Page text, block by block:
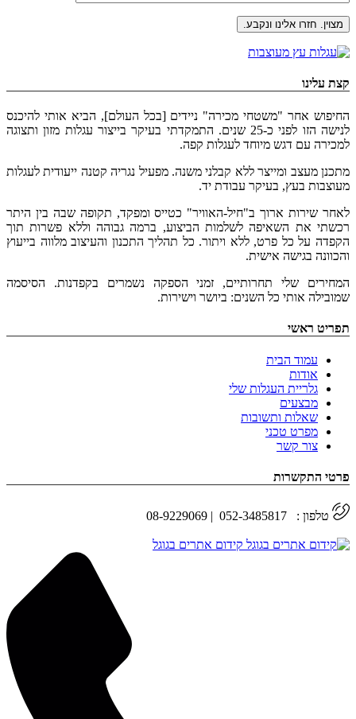
קצת עלינו
החיפוש אחר "משטחי מכירה" ניידים [בכל העולם], הביא אותי להיכנס
לנישה הזו לפני כ-25 שנים. התמקדתי בעיקר בייצור עגלות מזון ותצוגה
למכירה עם דגש מיוחד לעגלות קפה.
מתכנן מעצב ומייצר ללא קבלני משנה. מפעיל נגריה קטנה ייעודית לעגלות
מעוצבות בעץ, בעיקר עבודת יד.
לאחר שירות ארוך ב"חיל-האוויר" כטייס ומפקד, תקופה שבה בין היתר
רכשתי את השאיפה לשלמות הביצוע, ברמה גבוהה וללא פשרות תוך
הקפדה על כל פרט, ללא ויתור. כל תהליך התכנון והעיצוב מלווה בייעוץ
והכוונה בגישה אישית.
המחירים שלי תחרותיים, זמני הספקה נשמרים בקפדנות. הסיסמה
שמובילה אותי כל השנים: ביושר וישירות.
תפריט ראשי
עמוד הבית
אודות
גלריית העגלות שלי
מבצעים
שאלות ותשובות
מפרט טכני
צור קשר
פרטי התקשרות
טלפון : 052-3485817 | 08-9229069
קידום אתרים בגוגל